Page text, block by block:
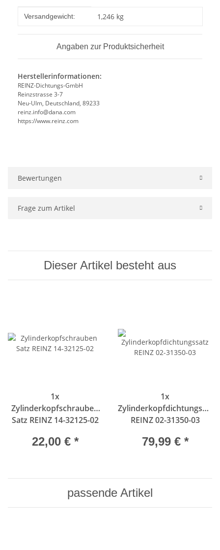
Produkteigenschaft
Wert
Versandgewicht: 1,246 kg
Angaben zur Produktsicherheit
Herstellerinformationen:
REINZ-Dichtungs-GmbH
Reinzstrasse 3-7
Neu-Ulm, Deutschland, 89233
reinz.info@dana.com
https://www.reinz.com
Bewertungen
Frage zum Artikel
Dieser Artikel besteht aus
1x
Zylinderkopfschrauben
Satz REINZ 14-32125-02
22,00 € *
1x
Zylinderkopfdichtungssatz
REINZ 02-31350-03
79,99 € *
passende Artikel